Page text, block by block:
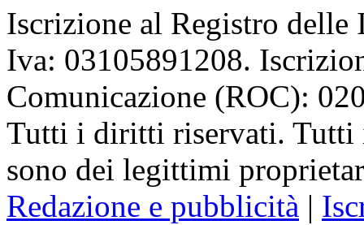
Iscrizione al Registro delle
Iva: 03105891208.
Comunicazione (ROC):
Tutti i diritti riservati. Tutti
sono dei legittimi
Redazione e pubblicità |